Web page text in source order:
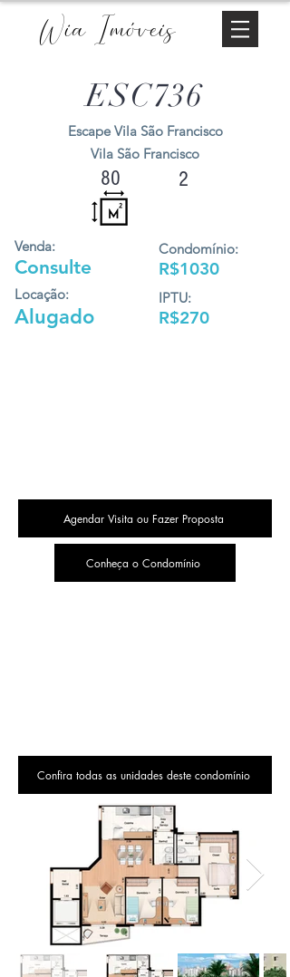
Wia Imóveis
ESC736
Escape Vila São Francisco
Vila São Francisco
80
Venda:
Consulte
Locação:
Alugado
2
Condomínio:
R$1030
IPTU:
R$270
Agendar Visita ou Fazer Proposta
Conheça o Condomínio
Confira todas as unidades deste condomínio